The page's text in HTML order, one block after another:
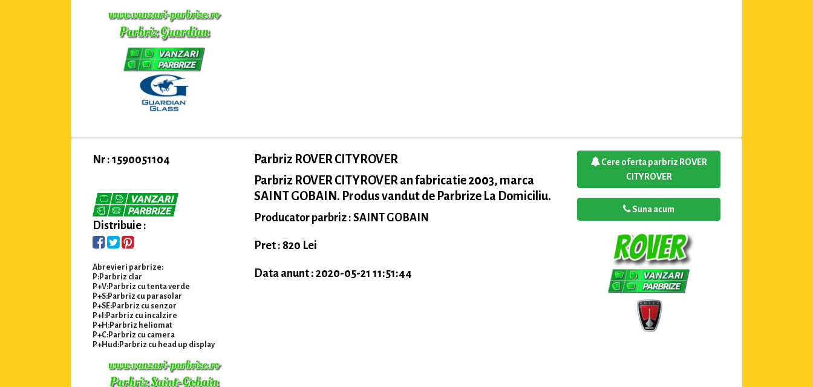
Nr : 1590051104
Distribuie :
Abrevieri parbrize:
P:Parbriz clar
P+V:Parbriz cu tenta verde
P+S:Parbriz cu parasolar
P+SE:Parbriz cu senzor
P+I:Parbriz cu incalzire
P+H:Parbriz heliomat
P+C:Parbriz cu camera
P+Hud:Parbriz cu head up display
Parbriz ROVER CITYROVER
Parbriz ROVER CITYROVER an fabricatie 2003, marca
SAINT GOBAIN. Produs vandut de Parbrize La Domiciliu.
Producator parbriz : SAINT GOBAIN
Pret : 820 Lei
Data anunt : 2020-05-21 11:51:44
Cere oferta parbriz ROVER
CITYROVER
Suna acum